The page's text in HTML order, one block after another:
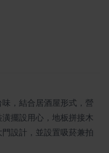
味，結合居酒屋形式，營
擺設用心，地板拼接木
門設計，並設置吸菸兼拍